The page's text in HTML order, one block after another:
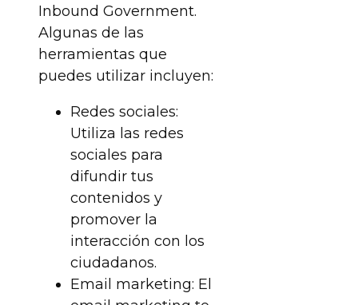
Inbound Government.
Algunas de las
herramientas que
puedes utilizar incluyen:
Redes sociales:
Utiliza las redes
sociales para
difundir tus
contenidos y
promover la
interacción con los
ciudadanos.
Email marketing: El